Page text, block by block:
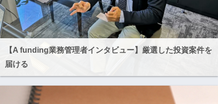
【A funding業務管理者インタビュー】厳選した投資案件を
届ける